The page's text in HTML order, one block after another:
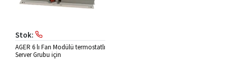
Stok:
AGER 6 lı Fan Modülü termostatlı
Server Grubu için